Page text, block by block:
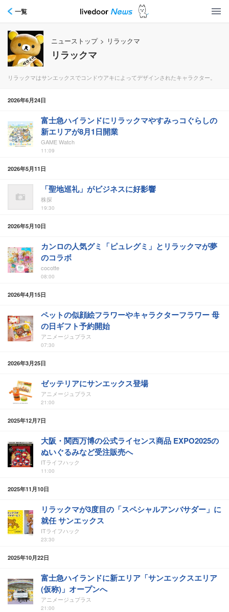
一覧
ニューストップ > リラックマ
リラックマ
リラックマはサンエックスでコンドウアキによってデザインされたキャラクター。
2026年6月24日
富士急ハイランドにリラックマやすみっコぐらしの
新エリアが8月1日開業
GAME Watch
11:09
2026年5月11日
「聖地巡礼」がビジネスに好影響
株探
19:30
2026年5月10日
カンロの人気グミ「ピュレグミ」とリラックマが夢
のコラボ
cocotte
08:00
2026年4月15日
ペットの似顔絵フラワーやキャラクターフラワー 母
の日ギフト予約開始
アニメージュプラス
07:30
2026年3月25日
ゼッテリアにサンエックス登場
アニメージュプラス
21:00
2025年12月7日
大阪・関西万博の公式ライセンス商品 EXPO2025の
ぬいぐるみなど受注販売へ
ITライフハック
11:00
2025年11月10日
リラックマが3度目の「スペシャルアンバサダー」に
就任 サンエックス
ITライフハック
23:30
2025年10月22日
富士急ハイランドに新エリア「サンエックスエリア
(仮称)」オープンへ
アニメージュプラス
21:00